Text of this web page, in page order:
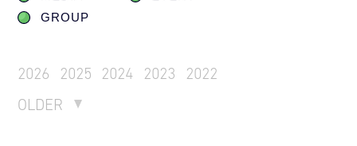
GROUP
2026 2025 2024 2023
2022
OLDER